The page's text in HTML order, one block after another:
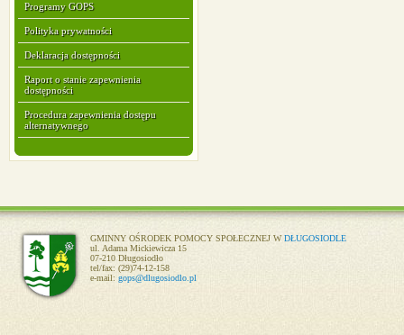
Programy GOPS
Polityka prywatności
Deklaracja dostępności
Raport o stanie zapewnienia
dostępności
Procedura zapewnienia dostępu
alternatywnego
GMINNY OŚRODEK POMOCY SPOŁECZNEJ WDŁUGOSIODLE
ul. Adama Mickiewicza 15
07-210 Długosiodło
tel/fax: (29)74-12-158
e-mail: gops@dlugosiodlo.pl